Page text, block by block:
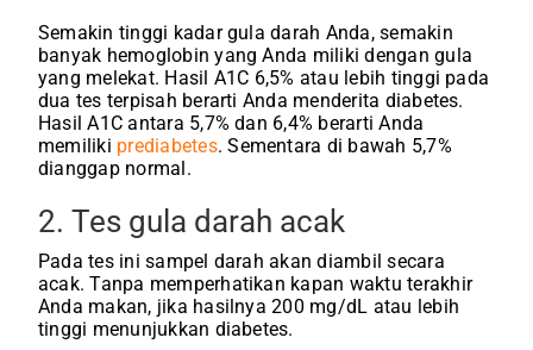
Semakin tinggi kadar gula darah Anda, semakin
banyak hemoglobin yang Anda miliki dengan gula
yang melekat. Hasil A1C 6,5% atau lebih tinggi pada
dua tes terpisah berarti Anda menderita diabetes.
Hasil A1C antara 5,7% dan 6,4% berarti Anda
memiliki prediabetes. Sementara di bawah 5,7%
dianggap normal.
2. Tes gula darah acak
Pada tes ini sampel darah akan diambil secara
acak. Tanpa memperhatikan kapan waktu terakhir
Anda makan, jika hasilnya 200 mg/dL atau lebih
tinggi menunjukkan diabetes.